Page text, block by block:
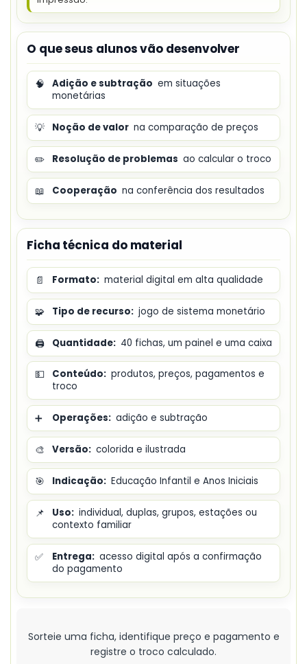
O que seus alunos vão desenvolver
🧠 Adição e subtração em situações
monetárias
💡 Noção de valor na comparação de preços
✏️ Resolução de problemas ao calcular o troco
📖 Cooperação na conferência dos resultados
Ficha técnica do material
📄 Formato: material digital em alta qualidade
🧩 Tipo de recurso: jogo de sistema monetário
🖨️ Quantidade: 40 fichas, um painel e uma caixa
💵 Conteúdo: produtos, preços, pagamentos e
troco
➕ Operações: adição e subtração
🎨 Versão: colorida e ilustrada
🎯 Indicação: Educação Infantil e Anos Iniciais
📌 Uso: individual, duplas, grupos, estações ou
contexto familiar
✅ Entrega: acesso digital após a confirmação
do pagamento
Sorteie uma ficha, identifique preço e pagamento e
registre o troco calculado.